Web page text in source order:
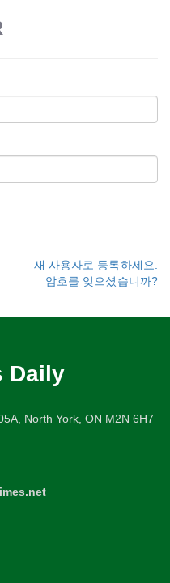
새 사용자로 등록하세요.
암호를 잊으셨습니까?
Daily
North York, ON M2N 6H7